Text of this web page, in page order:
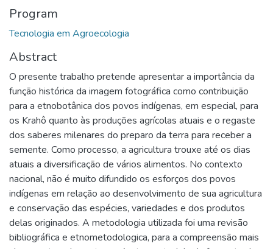
Program
Tecnologia em Agroecologia
Abstract
O presente trabalho pretende apresentar a importância da
função histórica da imagem fotográfica como contribuição
para a etnobotânica dos povos indígenas, em especial, para
os Krahô quanto às produções agrícolas atuais e o regaste
dos saberes milenares do preparo da terra para receber a
semente. Como processo, a agricultura trouxe até os dias
atuais a diversificação de vários alimentos. No contexto
nacional, não é muito difundido os esforços dos povos
indígenas em relação ao desenvolvimento de sua agricultura
e conservação das espécies, variedades e dos produtos
delas originados. A metodologia utilizada foi uma revisão
bibliográfica e etnometodologica, para a compreensão mais